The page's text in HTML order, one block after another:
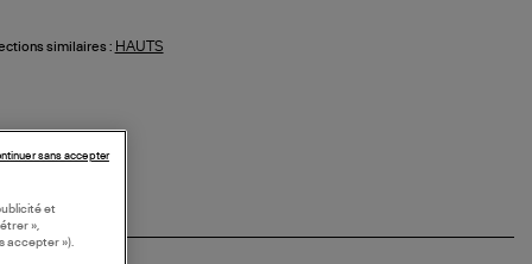
similaires : HAUTS
et
»,
accepter »).
sans accepter